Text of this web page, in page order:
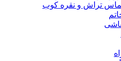
تراش و نقره کوب